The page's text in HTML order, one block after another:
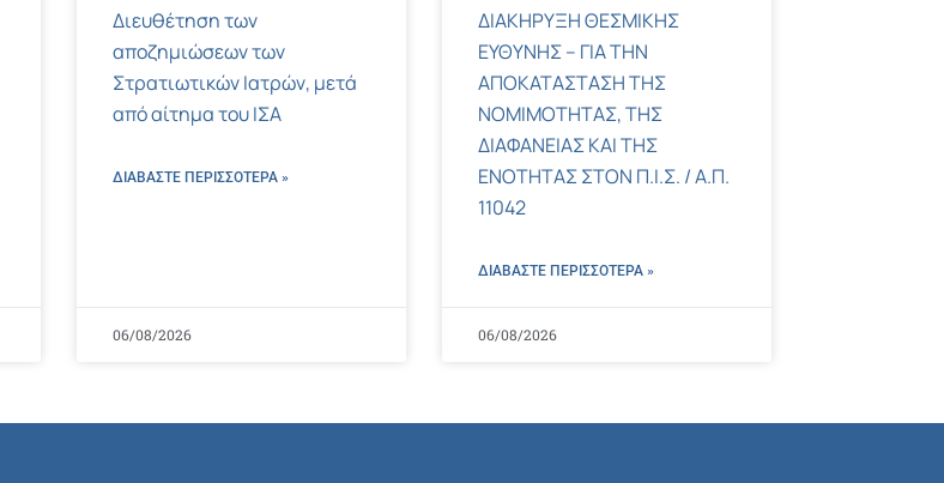
Διευθέτηση των
αποζημιώσεων των
Στρατιωτικών Ιατρών, μετά
από αίτημα του ΙΣΑ
ΔΙΑΒΑΣΤΕ ΠΕΡΙΣΣΌΤΕΡΑ »
06/08/2026
ΔΙΑΚΗΡΥΞΗ ΘΕΣΜΙΚΗΣ
ΕΥΘΥΝΗΣ – ΓΙΑ ΤΗΝ
ΑΠΟΚΑΤΑΣΤΑΣΗ ΤΗΣ
ΝΟΜΙΜΟΤΗΤΑΣ, ΤΗΣ
ΔΙΑΦΑΝΕΙΑΣ ΚΑΙ ΤΗΣ
ΕΝΟΤΗΤΑΣ ΣΤΟΝ Π.Ι.Σ. / Α.Π.
11042
ΔΙΑΒΑΣΤΕ ΠΕΡΙΣΣΌΤΕΡΑ »
06/08/2026